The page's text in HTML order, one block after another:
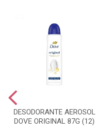
DESODORANTE AEROSOL
DOVE ORIGINAL 87G (12)